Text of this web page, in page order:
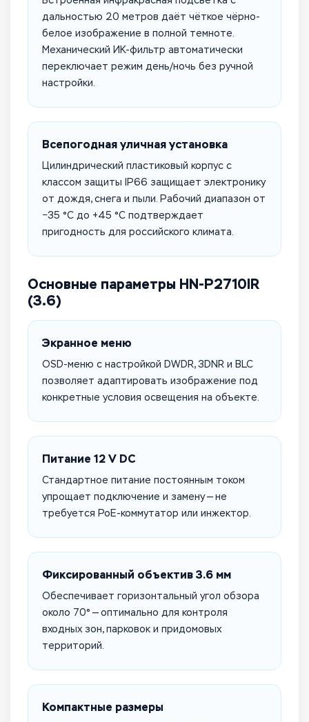
дальностью 20 метров даёт чёткое чёрно-
белое изображение в полной темноте.
Механический ИК-фильтр автоматически
переключает режим день/ночь без ручной
настройки.
Всепогодная уличная установка
Цилиндрический пластиковый корпус с
классом защиты IP66 защищает электронику
от дождя, снега и пыли. Рабочий диапазон от
−35 °C до +45 °C подтверждает
пригодность для российского климата.
Основные параметры HN-P2710IR
(3.6)
Экранное меню
OSD-меню с настройкой DWDR, 3DNR и BLC
позволяет адаптировать изображение под
конкретные условия освещения на объекте.
Питание 12 V DC
Стандартное питание постоянным током
упрощает подключение и замену — не
требуется PoE-коммутатор или инжектор.
Фиксированный объектив 3.6 мм
Обеспечивает горизонтальный угол обзора
около 70° — оптимально для контроля
входных зон, парковок и придомовых
территорий.
Компактные размеры